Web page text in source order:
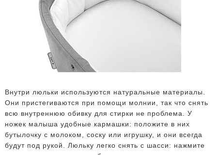
Внутри люльки используются натуральные материалы.
Они пристегиваются при помощи молнии, так что снять
всю внутреннюю обивку для стирки не проблема. У
ножек малыша удобные кармашки: положите в них
бутылочку с молоком, соску или игрушку, и они всегда
будут под рукой. Люльку легко снять с шасси: нажмите